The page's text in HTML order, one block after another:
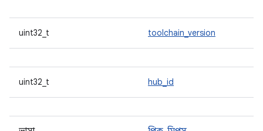
uint32_t toolchain_version
uint32_t hub_id